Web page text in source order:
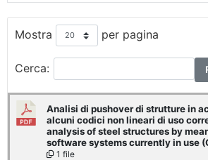
Mostra per pagina
Cerca:
Analisi di pushover di strutture in
alcuni codici non lineari di uso
analysis of steel structures by
software systems currently in use
1 file